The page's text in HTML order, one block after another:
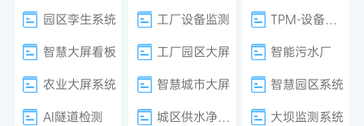
园区孪生系统
工厂设备监测
TPM-设备管理
智慧大屏看板
工厂园区大屏
智能污水厂
农业大屏系统
智慧城市大屏
智慧园区系统
AI隧道检测
城区供水净水厂
大坝监测系统